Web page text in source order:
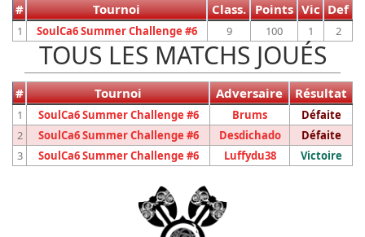
# Tournoi Class. Points Vic Def
1 SoulCa6 Summer Challenge #6 9 100 1 2
TOUS LES MATCHS JOUÉS
# Tournoi Adversaire Résultat
1 SoulCa6 Summer Challenge #6 Brums
Défaite
2
SoulCa6 Summer Challenge #6 Desdichado
Défaite
3
SoulCa6 Summer Challenge #6 Luffydu38 Victoire